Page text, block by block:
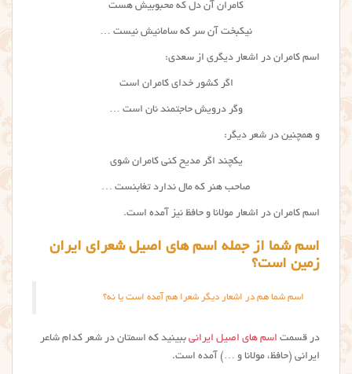
کامران آن دل که محبوبیش هست
نیکبخت آن سر که سامانیش نیست …
اسم کامران در اشعار دیگری از سعدی:
اگر کشور خدای کامران است
وگر درویش حاجتمند نان است …
و همچنین در شعر دیگر:
یکچند اگر مدیح کنی کامران شوی
صاحب هنر که مال ندارد تغابنست …
اسم کامران در اشعار مولانا و حافظ نیز آمده است.
اسم شما از جمله اسم های اصیل شعرای ایران
زمین است؟
اسم شما هم در اشعار دیگر شعرا هم آمده است یا نه؟
در قسمت اسم های اصیل ایرانی ببینید که اسمتان در شعر کدام شاعر
ایرانی (حافظ، مولانا و …) آمده است.